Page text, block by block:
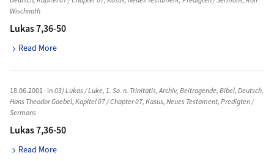
Wischnath
Lukas 7,36-50
Read More
18.06.2001· in03) Lukas / Luke,1. So. n. Trinitatis,Archiv,Beitragende,Bibel,Deutsch,
Hans Theodor Goebel,Kapitel 07 / Chapter 07,Kasus,Neues Testament,Predigten /
Sermons
Lukas 7,36-50
Read More